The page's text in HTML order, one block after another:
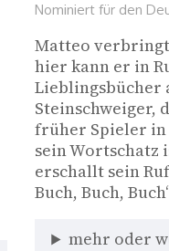
Nominiert für den
Matteo
hier kann er in
Lieblingsbücher
Steinschweiger,
früher Spieler in
sein Wortschatz
erschallt sein
Buch, Buch,
mehr oder